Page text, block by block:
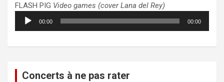
FLASH PIG Video games (cover Lana del Rey)
Lecteur
audio
00:00 00:00
Concerts à ne pas rater